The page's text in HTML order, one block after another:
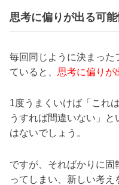
思考に偏りが出る可
毎回同じように決まった
ていると、 思考に偏りが
1度うまくいけば「これ
うすれば間違いない」
はないでしょう。
ですが、そればかりに固
ってしまい、新しい考